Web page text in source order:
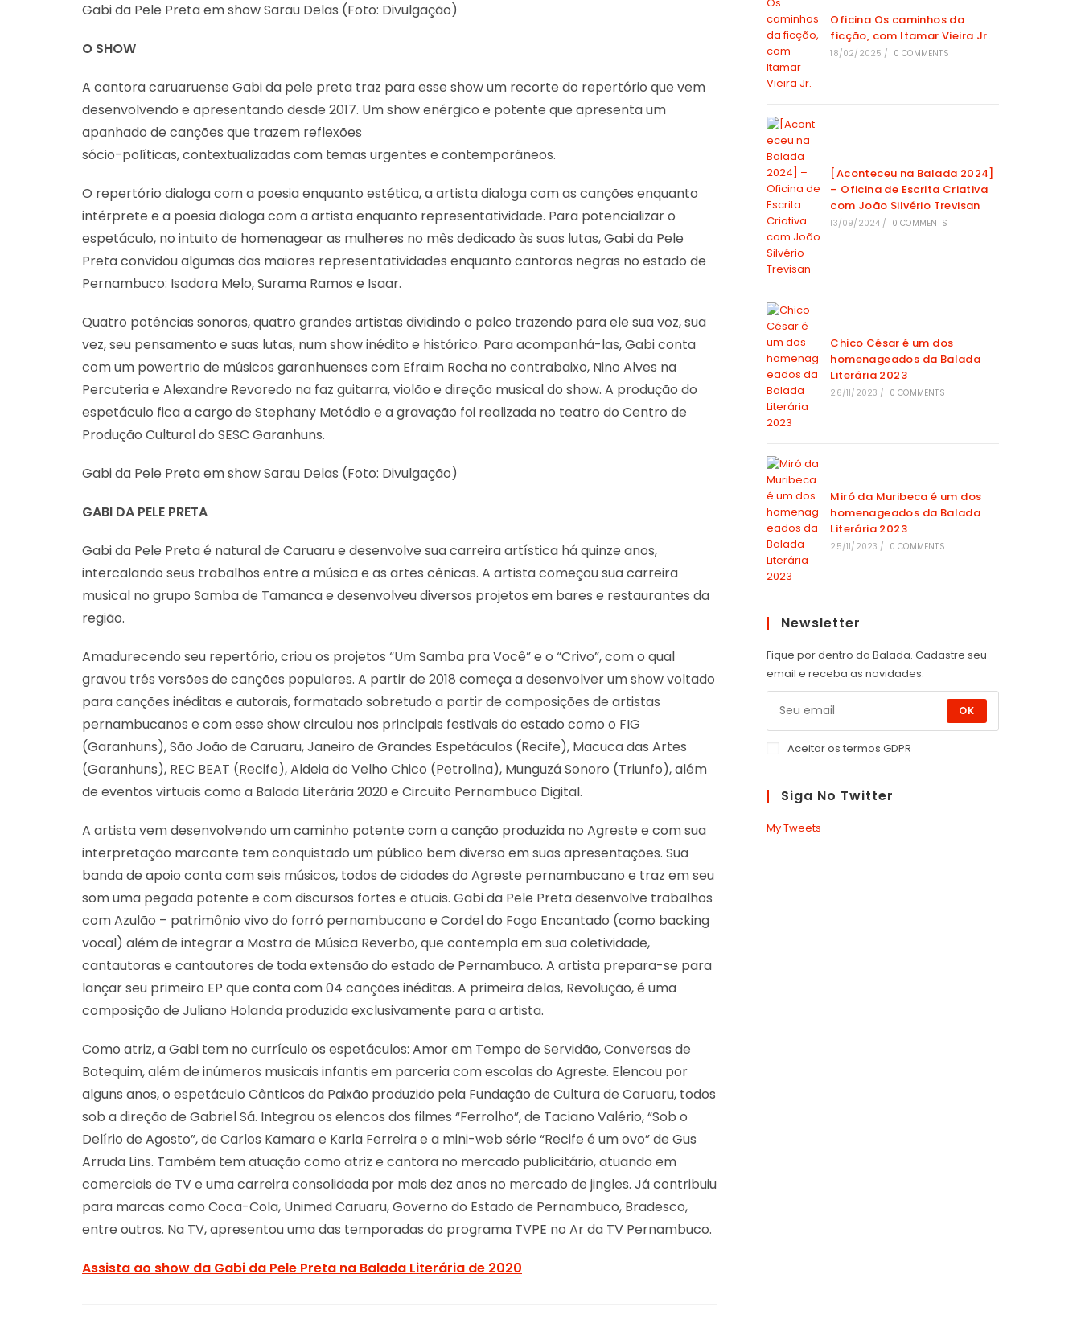
Gabi da Pele Preta em show Sarau Delas (Foto: Divulgação)
O SHOW
A cantora caruaruense Gabi da pele preta traz para esse show um recorte do repertório que vem
desenvolvendo e apresentando desde 2017. Um show enérgico e potente que apresenta um
apanhado de canções que trazem reflexões
sócio-políticas, contextualizadas com temas urgentes e contemporâneos.
O repertório dialoga com a poesia enquanto estética, a artista dialoga com as canções enquanto
intérprete e a poesia dialoga com a artista enquanto representatividade. Para potencializar o
espetáculo, no intuito de homenagear as mulheres no mês dedicado às suas lutas, Gabi da Pele
Preta convidou algumas das maiores representatividades enquanto cantoras negras no estado de
Pernambuco: Isadora Melo, Surama Ramos e Isaar.
Quatro potências sonoras, quatro grandes artistas dividindo o palco trazendo para ele sua voz, sua
vez, seu pensamento e suas lutas, num show inédito e histórico. Para acompanhá-las, Gabi conta
com um powertrio de músicos garanhuenses com Efraim Rocha no contrabaixo, Nino Alves na
Percuteria e Alexandre Revoredo na faz guitarra, violão e direção musical do show. A produção do
espetáculo fica a cargo de Stephany Metódio e a gravação foi realizada no teatro do Centro de
Produção Cultural do SESC Garanhuns.
Gabi da Pele Preta em show Sarau Delas (Foto: Divulgação)
GABI DA PELE PRETA
Gabi da Pele Preta é natural de Caruaru e desenvolve sua carreira artística há quinze anos,
intercalando seus trabalhos entre a música e as artes cênicas. A artista começou sua carreira
musical no grupo Samba de Tamanca e desenvolveu diversos projetos em bares e restaurantes da
região.
Amadurecendo seu repertório, criou os projetos “Um Samba pra Você” e o “Crivo”, com o qual
gravou três versões de canções populares. A partir de 2018 começa a desenvolver um show voltado
para canções inéditas e autorais, formatado sobretudo a partir de composições de artistas
pernambucanos e com esse show circulou nos principais festivais do estado como o FIG
(Garanhuns), São João de Caruaru, Janeiro de Grandes Espetáculos (Recife), Macuca das Artes
(Garanhuns), REC BEAT (Recife), Aldeia do Velho Chico (Petrolina), Munguzá Sonoro (Triunfo), além
de eventos virtuais como a Balada Literária 2020 e Circuito Pernambuco Digital.
A artista vem desenvolvendo um caminho potente com a canção produzida no Agreste e com sua
interpretação marcante tem conquistado um público bem diverso em suas apresentações. Sua
banda de apoio conta com seis músicos, todos de cidades do Agreste pernambucano e traz em seu
som uma pegada potente e com discursos fortes e atuais. Gabi da Pele Preta desenvolve trabalhos
com Azulão – patrimônio vivo do forró pernambucano e Cordel do Fogo Encantado (como backing
vocal) além de integrar a Mostra de Música Reverbo, que contempla em sua coletividade,
cantautoras e cantautores de toda extensão do estado de Pernambuco. A artista prepara-se para
lançar seu primeiro EP que conta com 04 canções inéditas. A primeira delas, Revolução, é uma
composição de Juliano Holanda produzida exclusivamente para a artista.
Como atriz, a Gabi tem no currículo os espetáculos: Amor em Tempo de Servidão, Conversas de
Botequim, além de inúmeros musicais infantis em parceria com escolas do Agreste. Elencou por
alguns anos, o espetáculo Cânticos da Paixão produzido pela Fundação de Cultura de Caruaru, todos
sob a direção de Gabriel Sá. Integrou os elencos dos filmes “Ferrolho”, de Taciano Valério, “Sob o
Delírio de Agosto”, de Carlos Kamara e Karla Ferreira e a mini-web série “Recife é um ovo” de Gus
Arruda Lins. Também tem atuação como atriz e cantora no mercado publicitário, atuando em
comerciais de TV e uma carreira consolidada por mais dez anos no mercado de jingles. Já contribuiu
para marcas como Coca-Cola, Unimed Caruaru, Governo do Estado de Pernambuco, Bradesco,
entre outros. Na TV, apresentou uma das temporadas do programa TVPE no Ar da TV Pernambuco.
Assista ao show da Gabi da Pele Preta na Balada Literária de 2020
Oficina Os caminhos da
ficção, com Itamar Vieira Jr.
18/02/2025 / 0 COMMENTS
[Aconteceu na Balada 2024]
– Oficina de Escrita Criativa
com João Silvério Trevisan
13/09/2024 / 0 COMMENTS
Chico César é um dos
homenageados da Balada
Literária 2023
26/11/2023 / 0 COMMENTS
Miró da Muribeca é um dos
homenageados da Balada
Literária 2023
25/11/2023 / 0 COMMENTS
Newsletter
Fique por dentro da Balada. Cadastre seu
email e receba as novidades.
OK
Aceitar os termos GDPR
Siga No Twitter
My Tweets